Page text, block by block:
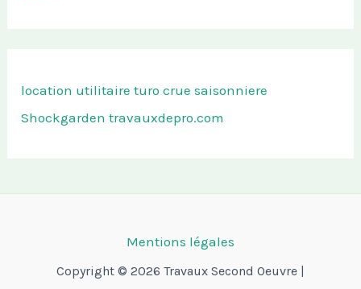
location utilitaire turo crue saisonniere
Shockgarden travauxdepro.com
Mentions légales
Copyright © 2026 Travaux Second Oeuvre |